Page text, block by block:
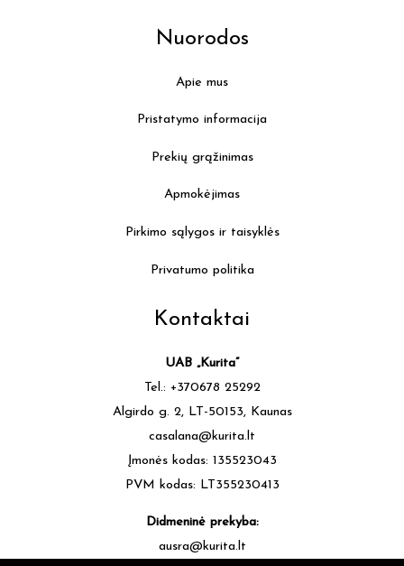
Nuorodos
Apie mus
Pristatymo informacija
Prekių grąžinimas
Apmokėjimas
Pirkimo sąlygos ir taisyklės
Privatumo politika
Kontaktai
UAB „Kurita”
Tel.: +370678 25292
Algirdo g. 2, LT-50153, Kaunas
casalana@kurita.lt
Įmonės kodas: 135523043
PVM kodas: LT355230413
Didmeninė prekyba:
ausra@kurita.lt